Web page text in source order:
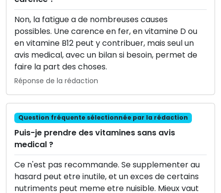
Non, la fatigue a de nombreuses causes
possibles. Une carence en fer, en vitamine D ou
en vitamine B12 peut y contribuer, mais seul un
avis medical, avec un bilan si besoin, permet de
faire la part des choses.
Réponse de la rédaction
Question fréquente sélectionnée par la rédaction
Puis-je prendre des vitamines sans avis
medical ?
Ce n'est pas recommande. Se supplementer au
hasard peut etre inutile, et un exces de certains
nutriments peut meme etre nuisible. Mieux vaut